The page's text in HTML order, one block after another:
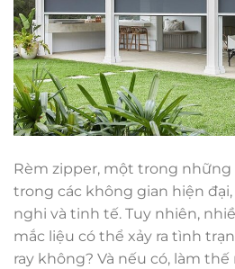
Rèm zipper, một trong
trong các không gian hiện
nghi và tinh tế. Tuy nhiên,
mắc liệu có thể xảy ra tình
ray không? Và nếu có, làm